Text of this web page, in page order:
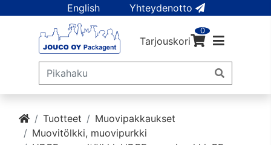
English Yhteydenotto
Tarjouskori
0
Tuotteet
Muovipakkaukset
Muovitölkki, muovipurkki